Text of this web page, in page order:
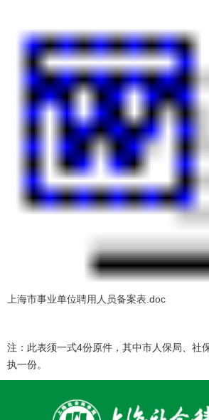
上海市事业单位聘用人员备案表.doc
注：此表须一式4份原件，其中市人保局、社
执一份。